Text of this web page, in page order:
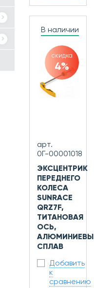
В наличии
скидка
4%
арт.
0Г-00001018
ЭКСЦЕНТРИК
ПЕРЕДНЕГО
КОЛЕСА
SUNRACE
QRZ7F,
ТИТАНОВАЯ
ОСЬ,
СПЛАВ
Добавить
к
сравнению